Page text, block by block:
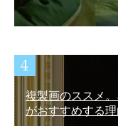
複製画のススメ
がおすすめする